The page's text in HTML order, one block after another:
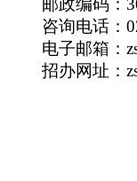
邮政编码：
咨询电话：
电子邮箱：
招办网址：